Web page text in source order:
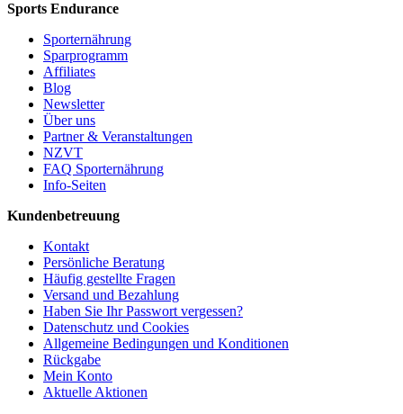
Sports Endurance
Sporternährung
Sparprogramm
Affiliates
Blog
Newsletter
Über uns
Partner & Veranstaltungen
NZVT
FAQ Sporternährung
Info-Seiten
Kundenbetreuung
Kontakt
Persönliche Beratung
Häufig gestellte Fragen
Versand und Bezahlung
Haben Sie Ihr Passwort vergessen?
Datenschutz und Cookies
Allgemeine Bedingungen und Konditionen
Rückgabe
Mein Konto
Aktuelle Aktionen